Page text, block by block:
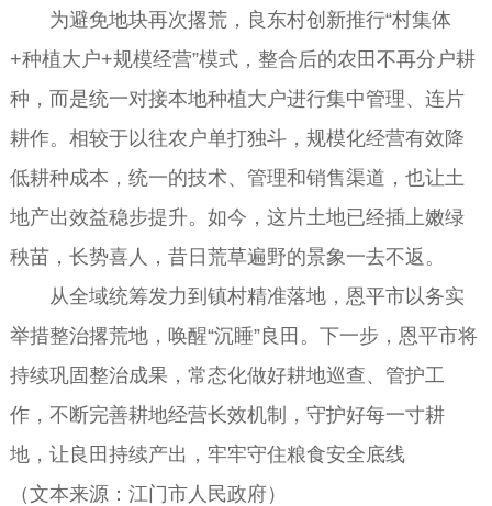
为避免地块再次撂荒，良东村创新推行“村集体
+种植大户+规模经营”模式，整合后的农田不再分户耕
种，而是统一对接本地种植大户进行集中管理、连片
耕作。相较于以往农户单打独斗，规模化经营有效降
低耕种成本，统一的技术、管理和销售渠道，也让土
地产出效益稳步提升。如今，这片土地已经插上嫩绿
秧苗，长势喜人，昔日荒草遍野的景象一去不返。
从全域统筹发力到镇村精准落地，恩平市以务实
举措整治撂荒地，唤醒“沉睡”良田。下一步，恩平市将
持续巩固整治成果，常态化做好耕地巡查、管护工
作，不断完善耕地经营长效机制，守护好每一寸耕
地，让良田持续产出，牢牢守住粮食安全底线
（文本来源：江门市人民政府）